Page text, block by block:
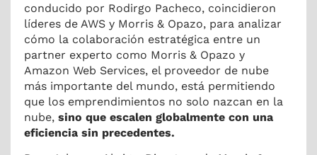
conducido por Rodirgo Pacheco, coincidieron
líderes de AWS y Morris & Opazo, para analizar
cómo la colaboración estratégica entre un
partner experto como Morris & Opazo y
Amazon Web Services, el proveedor de nube
más importante del mundo, está permitiendo
que los emprendimientos no solo nazcan en la
nube, sino que escalen globalmente con una
eficiencia sin precedentes.